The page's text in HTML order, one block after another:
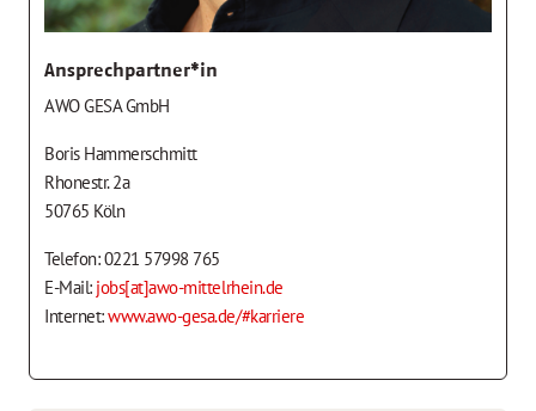
Ansprechpartner*in
AWO GESA GmbH
Boris Hammerschmitt
Rhonestr. 2a
50765 Köln
Telefon: 0221 57998 765
E-Mail: jobs[at]awo-mittelrhein.de
Internet:www.awo-gesa.de/#karriere